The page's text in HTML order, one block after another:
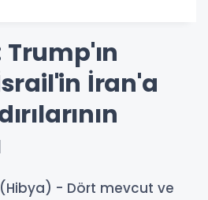
İran'a
(Hibya) - Dört mevcut ve